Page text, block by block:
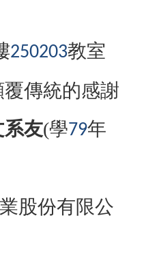
250203教室
覆傳統的感謝
系友(學79年
股份有限公